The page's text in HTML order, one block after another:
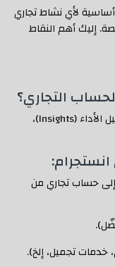
لأي نشاط تجاري
إليك أهم النقاط
التجاري؟
الحساب التجاري يتيح لك الوصول إلى أدوات تحليل الأداء (Insights)،
حساب تجاري من
خدمات تجميل، إلخ).